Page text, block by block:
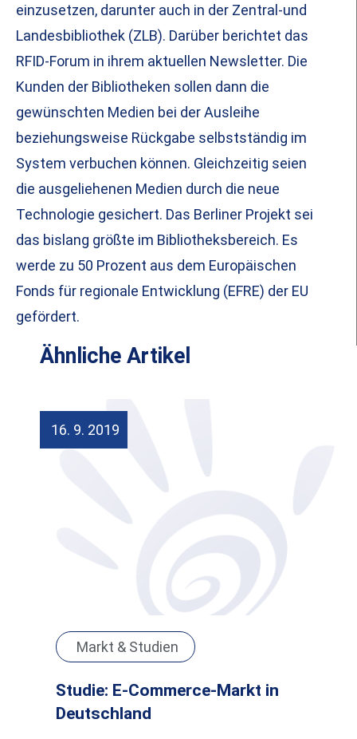
einzusetzen, darunter auch in der Zentral-und
Landesbibliothek (ZLB). Darüber berichtet das
RFID-Forum in ihrem aktuellen Newsletter. Die
Kunden der Bibliotheken sollen dann die
gewünschten Medien bei der Ausleihe
beziehungsweise Rückgabe selbstständig im
System verbuchen können. Gleichzeitig seien
die ausgeliehenen Medien durch die neue
Technologie gesichert. Das Berliner Projekt sei
das bislang größte im Bibliotheksbereich. Es
werde zu 50 Prozent aus dem Europäischen
Fonds für regionale Entwicklung (EFRE) der EU
gefördert.
Ähnliche Artikel
16. 9. 2019
Markt & Studien
Studie: E-Commerce-Markt in
Deutschland